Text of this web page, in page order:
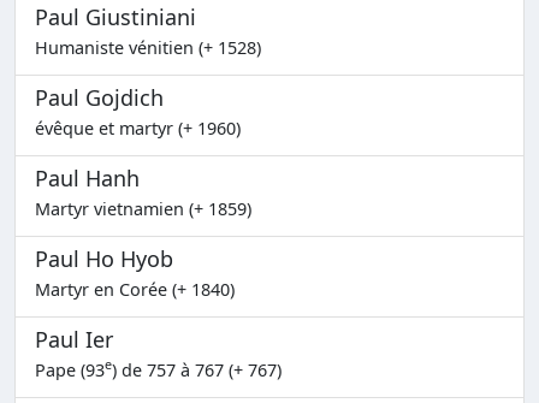
Paul Giustiniani
Humaniste vénitien (+ 1528)
Paul Gojdich
évêque et martyr (+ 1960)
Paul Hanh
Martyr vietnamien (+ 1859)
Paul Ho Hyob
Martyr en Corée (+ 1840)
Paul Ier
Pape (93e) de 757 à 767 (+ 767)